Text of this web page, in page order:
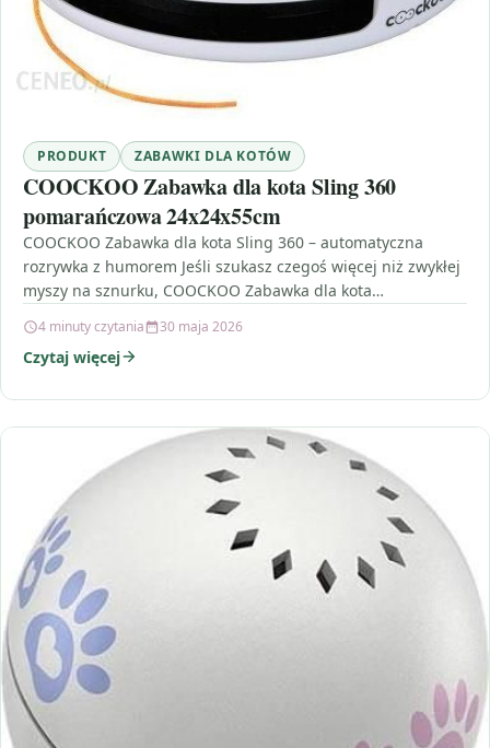
PRODUKT ZABAWKI DLA KOTÓW
COOCKOO Zabawka dla kota Sling 360
pomarańczowa 24x24x55cm
COOCKOO Zabawka dla kota Sling 360 – automatyczna
rozrywka z humorem Jeśli szukasz czegoś więcej niż zwykłej
myszy na sznurku, COOCKOO Zabawka dla kota…
4 minuty czytania 30 maja 2026
Czytaj więcej